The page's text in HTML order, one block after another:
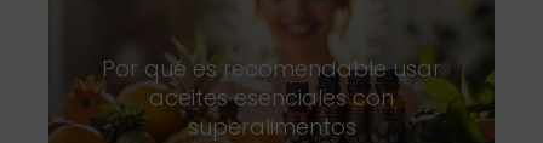
Por qué es recomendable usar
aceites esenciales con
superalimentos